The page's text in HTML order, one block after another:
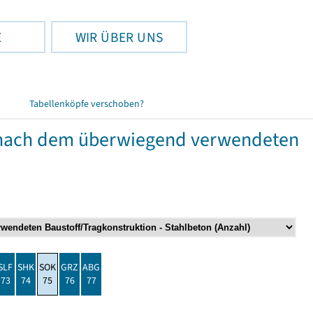
WIR ÜBER UNS
Tabellenköpfe verschoben?
dem überwiegend verwendeten
73
SHK
74
SOK
75
GRZ
76
ABG
77